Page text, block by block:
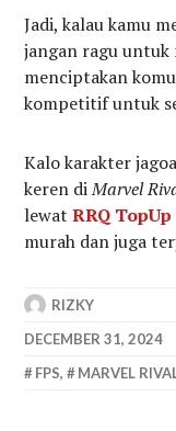
Jadi, kalau kamu
jangan ragu untuk
menciptakan
kompetitif untuk
Kalo karakter
keren diMarvel
lewatRRQ TopUp
murah dan juga
RIZKY
DECEMBER 31, 2024
FPS, MARVEL